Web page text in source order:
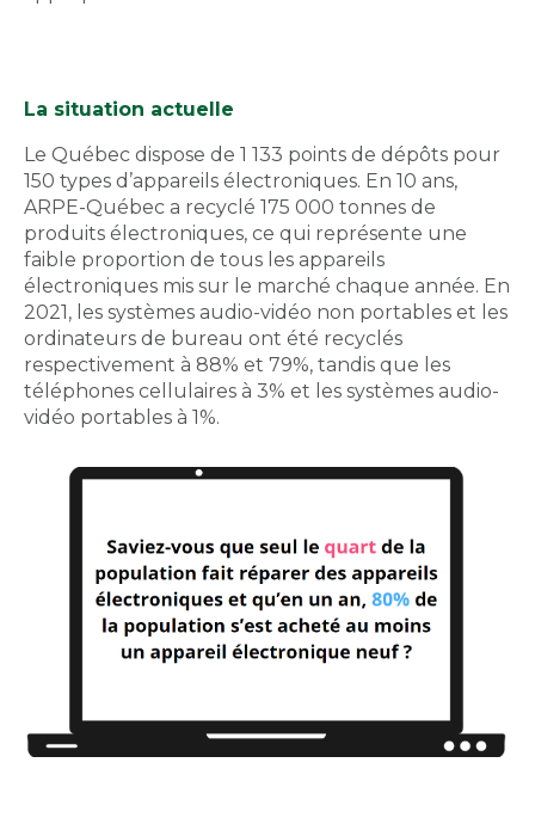
La situation actuelle
Le Québec dispose de 1 133 points de dépôts pour
150 types d’appareils électroniques. En 10 ans,
ARPE-Québec a recyclé 175 000 tonnes de
produits électroniques, ce qui représente une
faible proportion de tous les appareils
électroniques mis sur le marché chaque année. En
2021, les systèmes audio-vidéo non portables et les
ordinateurs de bureau ont été recyclés
respectivement à 88% et 79%, tandis que les
téléphones cellulaires à 3% et les systèmes audio-
vidéo portables à 1%.